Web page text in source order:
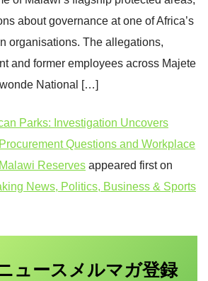
about governance at one of Africa’s
organisations. The allegations,
and former employees across Majete
National […]
Parks: Investigation Uncovers
Questions and Workplace
Reserves appeared first on
News, Politics, Business & Sports
ュース メルマガ登録